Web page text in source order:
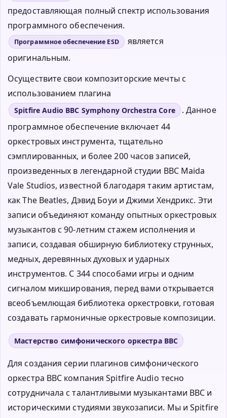
предоставляющая полный спектр использования
программного обеспечения.
Программное обеспечение ESD
является
оригинальным.
Осуществите свои композиторские мечты с
использованием плагина
Spitfire Audio BBC Symphony Orchestra Core
. Данное
программное обеспечение включает 44
оркестровых инструмента, тщательно
сэмплированных, и более 200 часов записей,
произведенных в легендарной студии BBC Maida
Vale Studios, известной благодаря таким артистам,
как The Beatles, Дэвид Боуи и Джими Хендрикс. Эти
записи объединяют команду опытных оркестровых
музыкантов с 90-летним стажем исполнения и
записи, создавая обширную библиотеку струнных,
медных, деревянных духовых и ударных
инструментов. С 344 способами игры и одним
сигналом микширования, перед вами открывается
всеобъемлющая библиотека оркестровки, готовая
создавать гармоничные оркестровые композиции.
Мастерство симфонического оркестра BBC
Для создания серии плагинов симфонического
оркестра BBC компания Spitfire Audio тесно
сотрудничала с талантливыми музыкантами BBC и
историческими студиями звукозаписи. Мы и Spitfire